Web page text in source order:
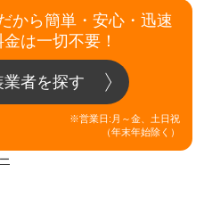
から簡単・安心・迅速
は一切不要！
者を探す
※営業日:月～金、土日祝
（年末年始除く）